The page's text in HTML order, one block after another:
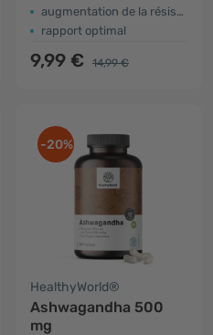
augmentation de la résistance
rapport optimal
9,99 € 14,99 €
-20%
HealthyWorld®
Ashwagandha 500
mg